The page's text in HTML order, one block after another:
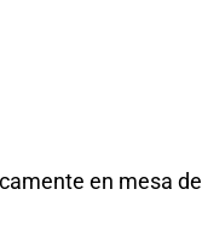
en mesa de